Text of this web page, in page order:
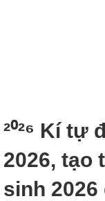
²⁰²⁶ Kí tự
2026, tạo
sinh 2026